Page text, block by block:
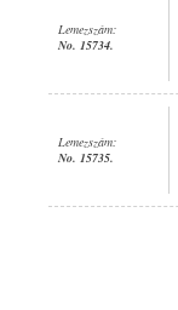
Lemezszám:
No. 15734.
Lemezszám:
No. 15735.